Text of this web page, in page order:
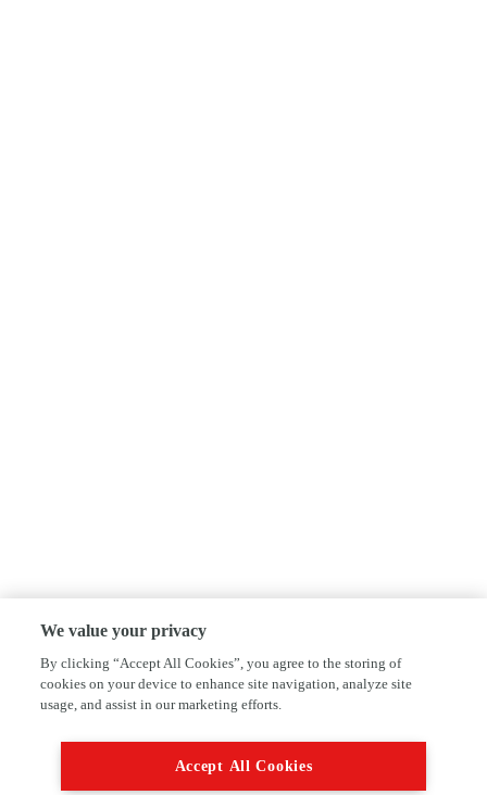
We value your privacy
By clicking “Accept All Cookies”, you agree to the storing of
cookies on your device to enhance site navigation, analyze site
usage, and assist in our marketing efforts.
Accept All Cookies